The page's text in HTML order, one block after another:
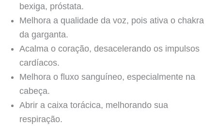
bexiga, próstata.
Melhora a qualidade da voz, pois ativa o chakra
da garganta.
Acalma o coração, desacelerando os impulsos
cardíacos.
Melhora o fluxo sanguíneo, especialmente na
cabeça.
Abrir a caixa torácica, melhorando sua
respiração.